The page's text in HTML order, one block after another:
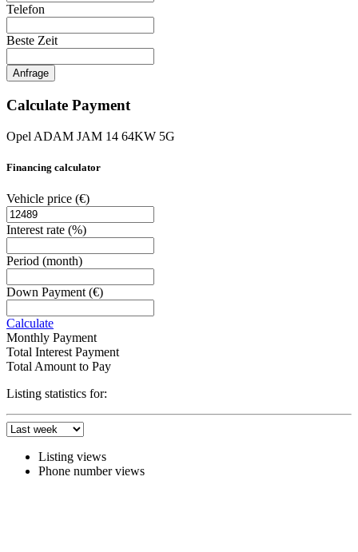
Telefon
Beste Zeit
Anfrage
Calculate Payment
Opel ADAM JAM 14 64KW 5G
Financing calculator
Vehicle price (€)
Interest rate (%)
Period (month)
Down Payment (€)
Calculate
Monthly Payment
Total Interest Payment
Total Amount to Pay
Listing statistics for:
Listing views
Phone number views